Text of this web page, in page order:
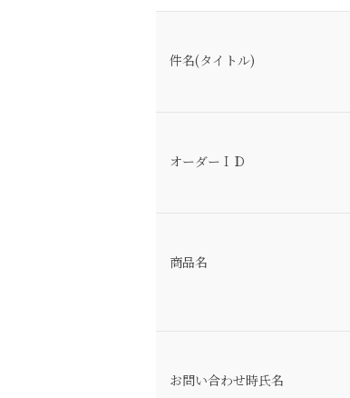
件名(タイトル)
オーダーＩＤ
商品名
お問い合わせ時氏名